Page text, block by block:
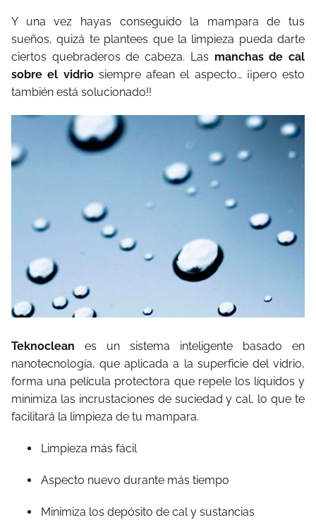
Y una vez hayas conseguido la mampara de tus
sueños, quizá te plantees que la limpieza pueda darte
ciertos quebraderos de cabeza. Las manchas de cal
sobre el vidriosiempre afean el aspecto… ¡¡pero esto
también está solucionado!!
Teknoclean es un sistema inteligente basado en
nanotecnología, que aplicada a la superficie del vidrio,
forma una película protectora que repele los líquidos y
minimiza las incrustaciones de suciedad y cal, lo que te
facilitará la limpieza de tu mampara.
Limpieza más fácil
Aspecto nuevo durante más tiempo
Minimiza los depósito de cal y sustancias